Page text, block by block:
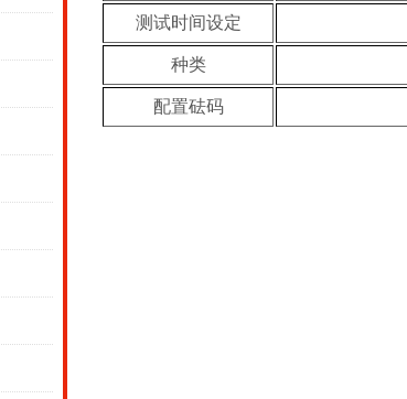
测试时间设定
种类
配置砝码